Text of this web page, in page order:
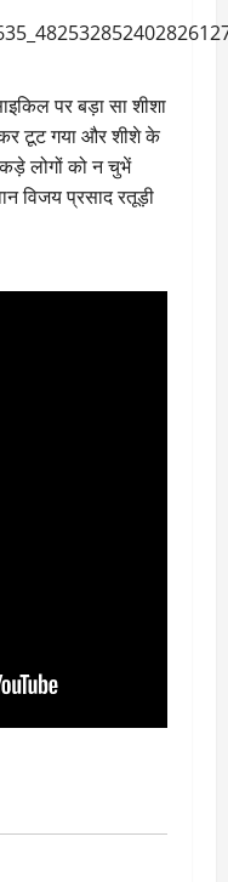
पर बड़ा सा शीशा
टूट गया और शीशे के
लोगों को न चुभें
विजय प्रसाद रतूड़ी